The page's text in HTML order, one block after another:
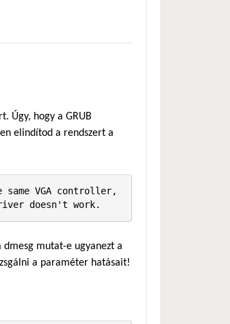
Úgy, hogy a GRUB
elindítod a rendszert a
VGA controller,
doesn't work.
mutat-e ugyanezt a
a paraméter hatásait!